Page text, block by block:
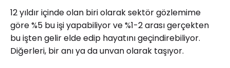
12 yıldır içinde olan biri olarak sektör gözlemime
göre %5 bu işi yapabiliyor ve %1-2 arası gerçekten
bu işten gelir elde edip hayatını geçindirebiliyor.
Diğerleri, bir anı ya da unvan olarak taşıyor.